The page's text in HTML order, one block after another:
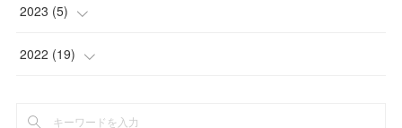
2023 (5)
(1)
2022 (19)